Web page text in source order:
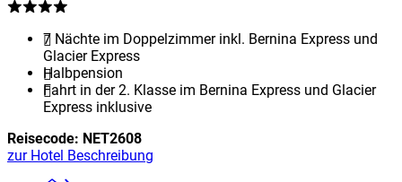
7 Nächte im Doppelzimmer inkl. Bernina Express und
Glacier Express
Halbpension
Fahrt in der 2. Klasse im Bernina Express und Glacier
Express inklusive
Reisecode: NET2608
zur Hotel Beschreibung